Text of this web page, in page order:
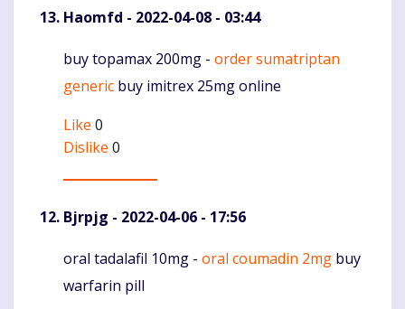
Haomfd - 2022-04-08 - 03:44
Komentaras
buy topamax 200mg - order sumatriptan
generic buy imitrex 25mg online
Like 0
Dislike 0
Bjrpjg - 2022-04-06 - 17:56
Komentaras
oral tadalafil 10mg - oral coumadin 2mg buy
warfarin pill